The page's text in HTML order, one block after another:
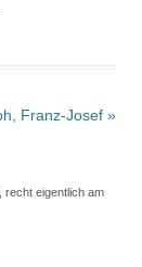
Franz-Josef »
recht eigentlich am